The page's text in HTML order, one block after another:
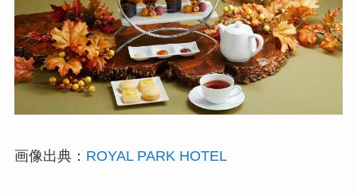
画像出典： ROYAL PARK HOTEL